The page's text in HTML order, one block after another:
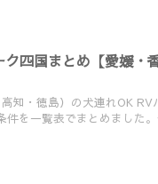
四国まとめ【愛媛・
知・徳島）の犬連れOK
件を一覧表でまとめました